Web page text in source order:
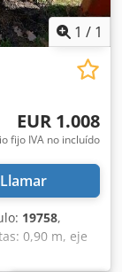
1 / 1
EUR 1.008
fijo IVA no incluído
Llamar
19758,
0,90 m, eje